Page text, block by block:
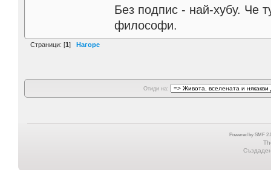
Без подпис - най-хубу. Че
философи.
Страници: [1] Нагоре
Отиди на:
Powered by SMF